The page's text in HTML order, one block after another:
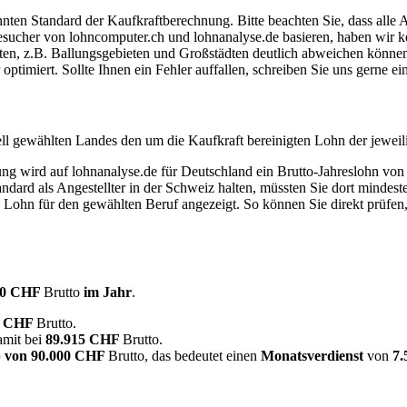
Standard der Kaufkraftberechnung. Bitte beachten Sie, dass
von lohncomputer.ch und lohnanalyse.de basieren, haben
z.B. Ballungsgebieten und Großstädten deutlich abweichen
Sollte Ihnen ein Fehler auffallen, schreiben Sie uns gerne
gewählten Landes den um die Kaufkraft bereinigten Lohn der
wird auf lohnanalyse.de für Deutschland ein Brutto-Jahreslohn
als Angestellter in der Schweiz halten, müssten Sie dort
für den gewählten Beruf angezeigt. So können Sie direkt
CHF Brutto im Jahr.
CHF Brutto.
bei 89.915 CHF Brutto.
von 90.000 CHF Brutto, das bedeutet einen Monatsverdienst von